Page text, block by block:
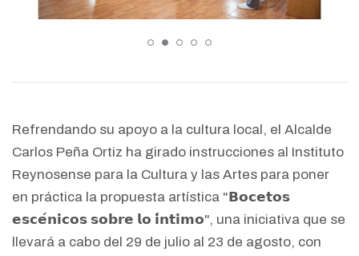
Refrendando su apoyo a la cultura local, el Alcalde
Carlos Peña Ortiz ha girado instrucciones al Instituto
Reynosense para la Cultura y las Artes para poner
en práctica la propuesta artística "𝗕𝗼𝗰𝗲𝘁𝗼𝘀
𝗲𝘀𝗰𝗲́𝗻𝗶𝗰𝗼𝘀 𝘀𝗼𝗯𝗿𝗲 𝗹𝗼 𝗶́𝗻𝘁𝗶𝗺𝗼", una iniciativa que se
llevará a cabo del 29 de julio al 23 de agosto, con